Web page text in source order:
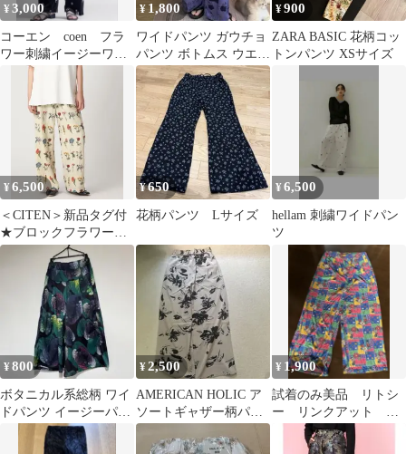
¥3,000
コーエン coen フラ
ワー刺繍イージーワイ
ドパンツ
¥ 1,800
ワイドパンツ ガウチョ
パンツ ボトムス ウエス
トゴム マキシ丈 花柄
涼しい
¥900
ZARA BASIC 花柄コッ
トンパンツ XSサイズ
¥6,500
＜CITEN＞新品タグ付
★ブロックフラワーシ
シュウイージーパン
ツ 花柄刺繍
¥650
花柄パンツ Lサイズ
¥6,500
hellam 刺繍ワイドパン
ツ
¥800
ボタニカル系総柄 ワイ
ドパンツ イージーパン
ツ グリーン系
¥2,500
AMERICAN HOLIC ア
ソートギャザー柄パン
ツ ベージュ S
¥ 1,900
試着のみ美品 リトシ
ー リンクアット ワ
イドパンツ 花柄ハー
ト柄 しまむら